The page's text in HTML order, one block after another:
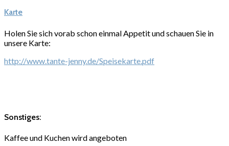
Karte
Holen Sie sich vorab schon einmal Appetit und schauen Sie in
unsere Karte:
http://www.tante-jenny.de/Speisekarte.pdf
Sonstiges:
Kaffee und Kuchen wird angeboten